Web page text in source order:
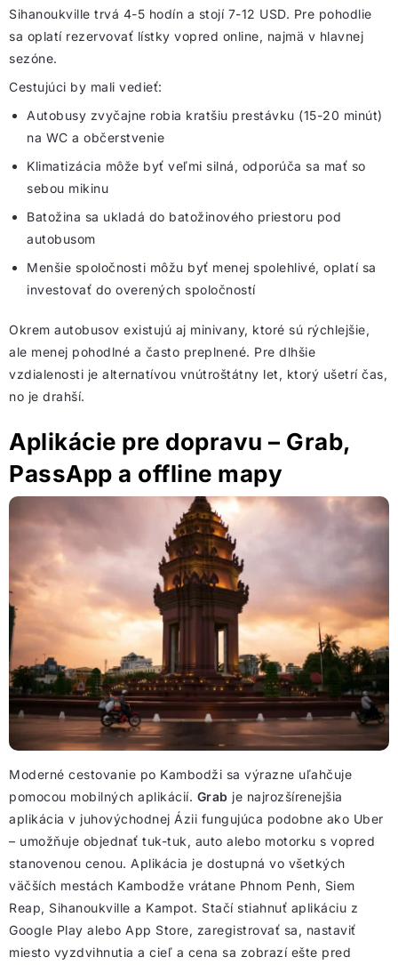
Sihanoukville trvá 4-5 hodín a stojí 7-12 USD. Pre pohodlie
sa oplatí rezervovať lístky vopred online, najmä v hlavnej
sezóne.
Cestujúci by mali vedieť:
Autobusy zvyčajne robia kratšiu prestávku (15-20 minút)
na WC a občerstvenie
Klimatizácia môže byť veľmi silná, odporúča sa mať so
sebou mikinu
Batožina sa ukladá do batožinového priestoru pod
autobusom
Menšie spoločnosti môžu byť menej spolehlivé, oplatí sa
investovať do overených spoločností
Okrem autobusov existujú aj minivany, ktoré sú rýchlejšie,
ale menej pohodlné a často preplnené. Pre dlhšie
vzdialenosti je alternatívou vnútroštátny let, ktorý ušetrí čas,
no je drahší.
Aplikácie pre dopravu – Grab,
PassApp a offline mapy
Moderné cestovanie po Kambodži sa výrazne uľahčuje
pomocou mobilných aplikácií. Grab je najrozšírenejšia
aplikácia v juhovýchodnej Ázii fungujúca podobne ako Uber
– umožňuje objednať tuk-tuk, auto alebo motorku s vopred
stanovenou cenou. Aplikácia je dostupná vo všetkých
väčších mestách Kambodže vrátane Phnom Penh, Siem
Reap, Sihanoukville a Kampot. Stačí stiahnuť aplikáciu z
Google Play alebo App Store, zaregistrovať sa, nastaviť
miesto vyzdvihnutia a cieľ a cena sa zobrazí ešte pred